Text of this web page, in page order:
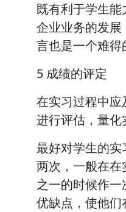
既有利于学生
企业业务的发
言也是一个难得
5 成绩的评定
在实习过程中
进行评估，量化
最好对学生的
两次，一般在
之一的时候作
优缺点，使他